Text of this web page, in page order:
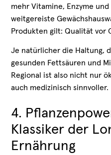
mehr Vitamine, Enzyme
weitgereiste
Produkten gilt: Qualität vor
Je natürlicher die Haltung,
gesunden Fettsäuren und
Regional ist also nicht nur
auch medizinisch sinnvoller.
4.
Klassiker der
Ernährung